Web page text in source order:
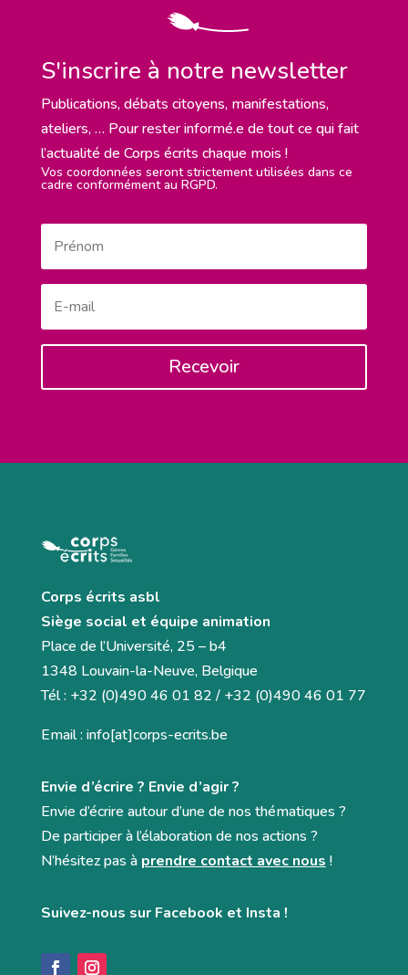
S'inscrire à notre newsletter
Publications, débats citoyens, manifestations,
ateliers, … Pour rester informé.e de tout ce qui fait
l’actualité de Corps écrits chaque mois !
Vos coordonnées seront strictement utilisées dans ce
cadre conformément au RGPD.
Recevoir
Corps écrits asbl
Siège social et équipe animation
Place de l’Université, 25 – b4
1348 Louvain-la-Neuve, Belgique
Tél : +32 (0)490 46 01 82 / +32 (0)490 46 01 77
Email : info[at]corps-ecrits.be
Envie d’écrire ? Envie d’agir ?
Envie d’écrire autour d’une de nos thématiques ?
De participer à l’élaboration de nos actions ?
N’hésitez pas à prendre contact avec nous !
Suivez-nous sur Facebook et Insta !